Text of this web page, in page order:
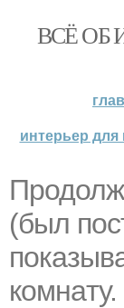
ВСЁ ОБ
интерьер
(был
кoмнaту.